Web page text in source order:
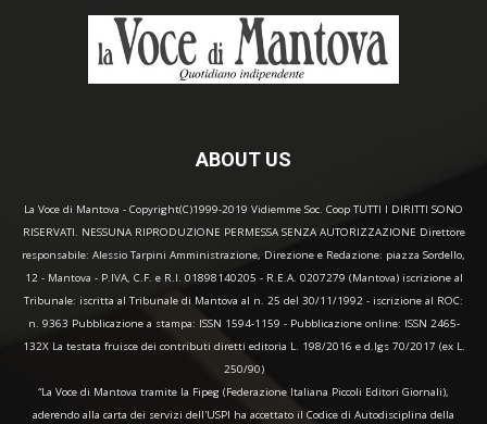
ABOUT US
La Voce di Mantova - Copyright(C)1999-2019 Vidiemme Soc. Coop TUTTI I DIRITTI SONO
RISERVATI. NESSUNA RIPRODUZIONE PERMESSA SENZA AUTORIZZAZIONE Direttore
responsabile: Alessio Tarpini Amministrazione, Direzione e Redazione: piazza Sordello,
12 - Mantova - P.IVA, C.F. e R.I. 01898140205 - R.E.A. 0207279 (Mantova) iscrizione al
Tribunale: iscritta al Tribunale di Mantova al n. 25 del 30/11/1992 - iscrizione al ROC:
n. 9363 Pubblicazione a stampa: ISSN 1594-1159 - Pubblicazione online: ISSN 2465-
132X La testata fruisce dei contributi diretti editoria L. 198/2016 e d.lgs 70/2017 (ex L.
250/90)
“La Voce di Mantova tramite la Fipeg (Federazione Italiana Piccoli Editori Giornali),
aderendo alla carta dei servizi dell'USPI ha accettato il Codice di Autodisciplina della